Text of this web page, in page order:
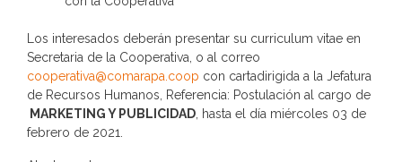
Los interesados deberán presentar su curriculum vitae en
Secretaria de la Cooperativa, o al correo
cooperativa@comarapa.coop con cartadirigida a la Jefatura
de Recursos Humanos, Referencia: Postulación al cargo de
MARKETING Y PUBLICIDAD, hasta el día miércoles 03 de
febrero de 2021.